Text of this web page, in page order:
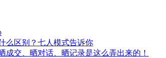
么区别？七人模式告诉你
成交、晒对话、晒记录是这么弄出来的！